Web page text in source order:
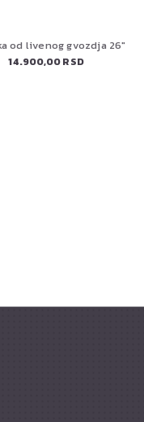
od livenog gvozdja 26"
14.900,00 RSD